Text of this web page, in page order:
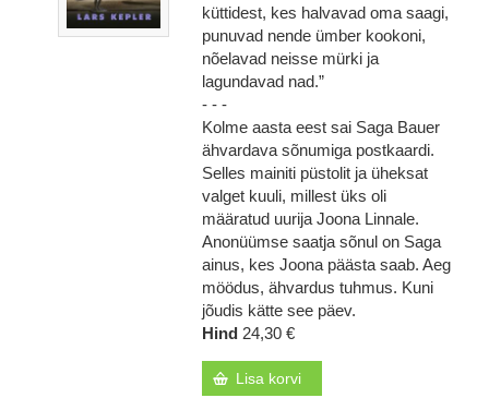
küttidest, kes halvavad oma saagi,
punuvad nende ümber kookoni,
nõelavad neisse mürki ja
lagundavad nad.”
- - -
Kolme aasta eest sai Saga Bauer
ähvardava sõnumiga postkaardi.
Selles mainiti püstolit ja üheksat
valget kuuli, millest üks oli
määratud uurija Joona Linnale.
Anonüümse saatja sõnul on Saga
ainus, kes Joona päästa saab. Aeg
möödus, ähvardus tuhmus. Kuni
jõudis kätte see päev.
Hind 24,30 €
Lisa korvi